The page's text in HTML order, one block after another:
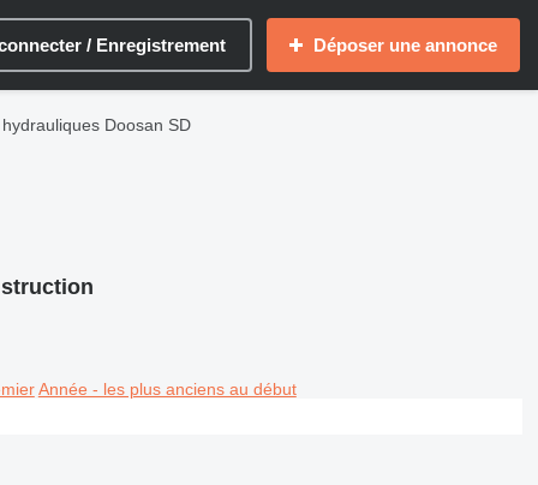
/ Enregistrement Déposer une annonce
Doosan SD
Année - les plus anciens au début